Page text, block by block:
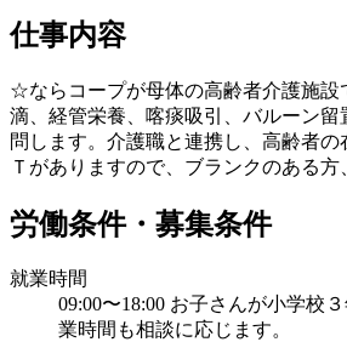
仕事内容
☆ならコープが母体の高齢者介護施
滴、経管栄養、喀痰吸引、バルーン
問します。介護職と連携し、高齢者
Ｔがありますので、ブランクのある
労働条件・募集条件
就業時間
09:00〜18:00 お子さんが小学校
業時間も相談に応じます。